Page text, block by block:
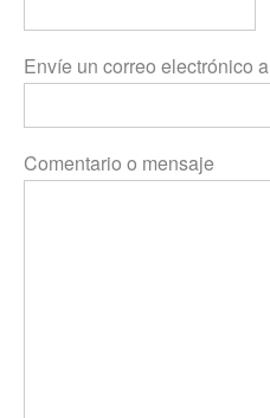
Envíe un correo electrónico a
Comentario o mensaje